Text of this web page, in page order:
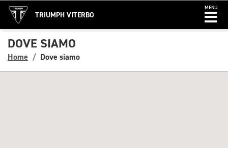
TRIUMPH VITERBO
MENU
DOVE SIAMO
Home Dove siamo